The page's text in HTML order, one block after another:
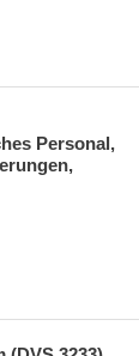
Personal,